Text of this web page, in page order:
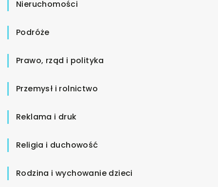
Nieruchomości
Podróże
Prawo, rząd i polityka
Przemysł i rolnictwo
Reklama i druk
Religia i duchowość
Rodzina i wychowanie dzieci